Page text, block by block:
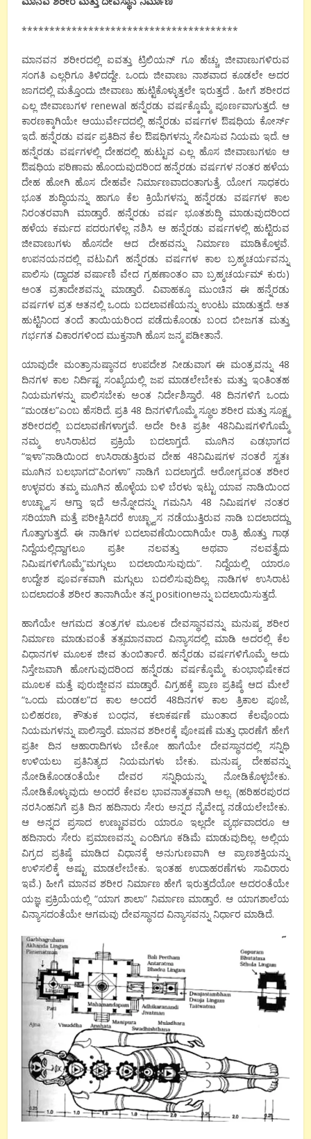
***************************************
ಮಾನವನ ಶರೀರದಲ್ಲಿ ಐವತ್ತು ಟ್ರಿಲಿಯನ್ ಗೂ ಹೆಚ್ಚು ಜೀವಾಣುಗಳಿರುವ
ಸಂಗತಿ ಎಲ್ಲರಿಗೂ ತಿಳಿದದ್ದೇ. ಒಂದು ಜೀವಾಣು ನಾಶವಾದ ಕೂಡಲೇ ಅದರ
ಜಾಗದಲ್ಲಿ ಮತ್ತೊಂದು ಜೀವಾಣು ಹುಟ್ಟಿಕೊಳ್ಳುತ್ತಲೇ ಇರುತ್ತದೆ . ಹೀಗೆ ಶರೀರದ
ಎಲ್ಲ ಜೀವಾಣುಗಳ renewal ಹನ್ನೆರಡು ವರ್ಷಕ್ಕೊಮ್ಮೆ ಪೂರ್ಣವಾಗುತ್ತದೆ. ಆ
ಕಾರಣಕ್ಕಾಗಿಯೇ ಆಯುರ್ವೇದದಲ್ಲಿ ಹನ್ನೆರಡು ವರ್ಷಗಳ ಔಷಧಿಯ ಕೋರ್ಸ್
ಇದೆ. ಹನ್ನೆರಡು ವರ್ಷ ಪ್ರತಿದಿನ ಕೆಲ ಔಷಧಿಗಳನ್ನು ಸೇವಿಸುವ ನಿಯಮ ಇದೆ. ಆ
ಹನ್ನೆರಡು ವರ್ಷಗಳಲ್ಲಿ ದೇಹದಲ್ಲಿ ಹುಟ್ಟುವ ಎಲ್ಲ ಹೊಸ ಜೀವಾಣುಗಳೂ ಆ
ಔಷಧಿಯ ಪರಿಣಾಮ ಹೊಂದುವುದರಿಂದ ಹನ್ನೆರಡು ವರ್ಷಗಳ ನಂತರ ಹಳೆಯ
ದೇಹ ಹೋಗಿ ಹೊಸ ದೇಹವೇ ನಿರ್ಮಾಣವಾದಂತಾಗುತ್ತೆ. ಯೋಗ ಸಾಧಕರು
ಭೂತ ಶುದ್ಧಿಯನ್ನು ಹಾಗೂ ಕೆಲ ಕ್ರಿಯೆಗಳನ್ನು ಹನ್ನೆರಡು ವರ್ಷಗಳ ಕಾಲ
ನಿರಂತರವಾಗಿ ಮಾಡ್ತಾರೆ. ಹನ್ನೆರಡು ವರ್ಷ ಭೂತಶುದ್ಧಿ ಮಾಡುವುದರಿಂದ
ಹಳೆಯ ಕರ್ಮದ ಪದರುಗಳೆಲ್ಲ ನಶಿಸಿ ಆ ಹನ್ನೆರಡು ವರ್ಷಗಳಲ್ಲಿ ಹುಟ್ಟಿರುವ
ಜೀವಾಣುಗಳು ಹೊಸದೇ ಆದ ದೇಹವನ್ನು ನಿರ್ಮಾಣ ಮಾಡಿಕೊಳ್ತವೆ.
ಉಪನಯನದಲ್ಲಿ ವಟುವಿಗೆ ಹನ್ನೆರಡು ವರ್ಷಗಳ ಕಾಲ ಬ್ರಹ್ಮಚರ್ಯವನ್ನು
ಪಾಲಿಸು (ದ್ವಾದಶ ವರ್ಷಾಣಿ ವೇದ ಗ್ರಹಣಾಂತಂ ವಾ ಬ್ರಹ್ಮಚರ್ಯಮ್ ಕುರು)
ಅಂತ ವ್ರತಾದೇಶವನ್ನು ಮಾಡ್ತಾರೆ. ವಿವಾಹಕ್ಕೂ ಮುಂಚಿನ ಈ ಹನ್ನೆರಡು
ವರ್ಷಗಳ ವ್ರತ ಆತನಲ್ಲಿ ಒಂದು ಬದಲಾವಣೆಯನ್ನು ಉಂಟು ಮಾಡುತ್ತದೆ. ಆತ
ಹುಟ್ಟಿನಿಂದ ತಂದೆ ತಾಯಿಯರಿಂದ ಪಡೆದುಕೊಂಡು ಬಂದ ಬೀಜಗತ ಮತ್ತು
ಗರ್ಭಗತ ವಿಕಾರಗಳಿಂದ ಮುಕ್ತನಾಗಿ ಹೊಸ ಜನ್ಮ ಪಡೀತಾನೆ.
ಯಾವುದೇ ಮಂತ್ರಾನುಷ್ಠಾನದ ಉಪದೇಶ ನೀಡುವಾಗ ಈ ಮಂತ್ರವನ್ನು 48
ದಿನಗಳ ಕಾಲ ನಿರ್ದಿಷ್ಟ ಸಂಖ್ಯೆಯಲ್ಲಿ ಜಪ ಮಾಡಲೇಬೇಕು ಮತ್ತು ಇಂತಿಂತಹ
ನಿಯಮಗಳನ್ನು ಪಾಲಿಸಬೇಕು ಅಂತ ನಿರ್ದೇಶಿಸ್ತಾರೆ. 48 ದಿನಗಳಿಗೆ ಒಂದು
“ಮಂಡಲ”ಎಂಬ ಹೆಸರಿದೆ. ಪ್ರತಿ 48 ದಿನಗಳಿಗೊಮ್ಮೆ ಸ್ಥೂಲ ಶರೀರ ಮತ್ತು ಸೂಕ್ಷ್ಮ
ಶರೀರದಲ್ಲಿ ಬದಲಾವಣೆಗಳಾಗ್ತವೆ. ಅದೇ ರೀತಿ ಪ್ರತೀ 48ನಿಮಿಷಗಳಿಗೊಮ್ಮೆ
ನಮ್ಮ ಉಸಿರಾಟದ ಪ್ರಕ್ರಿಯೆ ಬದಲಾಗ್ತದೆ. ಮೂಗಿನ ಎಡಭಾಗದ
“ಇಳಾ”ನಾಡಿಯಿಂದ ಉಸಿರಾಡುತ್ತಿರುವ ದೇಹ 48ನಿಮಿಷಗಳ ನಂತರೆ ಸ್ವತಃ
ಮೂಗಿನ ಬಲಭಾಗದ“ಪಿಂಗಳಾ” ನಾಡಿಗೆ ಬದಲಾಗ್ತದೆ. ಆರೋಗ್ಯವಂತ ಶರೀರ
ಉಳ್ಳವರು ತಮ್ಮ ಮೂಗಿನ ಹೊಳ್ಳೆಯ ಬಳಿ ಬೆರಳು ಇಟ್ಟು ಯಾವ ನಾಡಿಯಿಂದ
ಉಚ್ಛ್ವಾಸ ಆಗ್ತಾ ಇದೆ ಅನ್ನೋದನ್ನು ಗಮನಿಸಿ 48 ನಿಮಿಷಗಳ ನಂತರ
ಸರಿಯಾಗಿ ಮತ್ತೆ ಪರೀಕ್ಷಿಸಿದರೆ ಉಚ್ಛ್ವಾಸ ನಡೆಯುತ್ತಿರುವ ನಾಡಿ ಬದಲಾದದ್ದು
ಗೊತ್ತಾಗುತ್ತದೆ. ಈ ನಾಡಿಗಳ ಬದಲಾವಣೆಯಿಂದಾಗಿಯೇ ರಾತ್ರಿ ಹೊತ್ತು ಗಾಢ
ನಿದ್ದೆಯಲ್ಲಿದ್ದಾಗಲೂ ಪ್ರತೀ ನಲವತ್ತು ಅಥವಾ ನಲವತ್ತೈದು
ನಿಮಿಷಗಳಿಗೊಮ್ಮೆ“ಮಗ್ಗುಲು ಬದಲಾಯಿಸುವುದು”. ನಿದ್ದೆಯಲ್ಲಿ ಯಾರೂ
ಉದ್ದೇಶ ಪೂರ್ವಕವಾಗಿ ಮಗ್ಗುಲು ಬದಲಿಸುವುದಿಲ್ಲ. ನಾಡಿಗಳ ಉಸಿರಾಟ
ಬದಲಾದಂತೆ ಶರೀರ ತಾನಾಗಿಯೇ ತನ್ನ positionಅನ್ನು ಬದಲಾಯಿಸುತ್ತದೆ.
ಹಾಗೆಯೇ ಆಗಮದ ತಂತ್ರಗಳ ಮೂಲಕ ದೇವಸ್ಥಾನವನ್ನು ಮನುಷ್ಯ ಶರೀರ
ನಿರ್ಮಾಣ ಮಾಡುವಂತೆ ತತ್ಸಮಾನವಾದ ವಿನ್ಯಾಸದಲ್ಲಿ ಮಾಡಿ ಅದರಲ್ಲಿ ಕೆಲ
ವಿಧಾನಗಳ ಮೂಲಕ ಜೀವ ತುಂಬಿರ್ತಾರೆ. ಹನ್ನೆರಡು ವರ್ಷಗಳಿಗೊಮ್ಮೆ ಅದು
ನಿಸ್ತೇಜವಾಗಿ ಹೋಗುವುದರಿಂದ ಹನ್ನೆರಡು ವರ್ಷಕ್ಕೊಮ್ಮೆ ಕುಂಭಾಭಿಷೇಕದ
ಮೂಲಕ ಮತ್ತೆ ಪುರುಜ್ಜೀವನ ಮಾಡ್ತಾರೆ. ವಿಗ್ರಹಕ್ಕೆ ಪ್ರಾಣ ಪ್ರತಿಷ್ಠೆ ಆದ ಮೇಲೆ
“ಒಂದು ಮಂಡಲ”ದ ಕಾಲ ಅಂದರೆ 48ದಿನಗಳ ಕಾಲ ತ್ರಿಕಾಲ ಪೂಜೆ,
ಬಲಿಹರಣ, ಕೌತುಕ ಬಂಧನ, ಕಲಾಕರ್ಷಣೆ ಮುಂತಾದ ಕೆಲವೊಂದು
ನಿಯಮಗಳನ್ನು ಪಾಲಿಸ್ತಾರೆ. ಮಾನವ ಶರೀರಕ್ಕೆ ಪೋಷಣೆ ಮತ್ತು ಧಾರಣೆಗೆ ಹೇಗೆ
ಪ್ರತೀ ದಿನ ಆಹಾರಾದಿಗಳು ಬೇಕೋ ಹಾಗೆಯೇ ದೇವಸ್ಥಾನದಲ್ಲಿ ಸನ್ನಿಧಿ
ಉಳಿಯಲು ಪ್ರತಿನಿತ್ಯದ ನಿಯಮಗಳು ಬೇಕು. ಮನುಷ್ಯ ದೇಹವನ್ನು
ನೋಡಿಕೊಂಡಂತೆಯೇ ದೇವರ ಸನ್ನಿಧಿಯನ್ನು ನೋಡಿಕೊಳ್ಳಬೇಕು.
ನೋಡಿಕೊಳ್ಳುವುದು ಅಂದರೆ ಕೇವಲ ಭಾವನಾತ್ಮಕವಾಗಿ ಅಲ್ಲ. (ಹರಿಹರಪುರದ
ನರಸಿಂಹನಿಗೆ ಪ್ರತಿ ದಿನ ಹದಿನಾರು ಸೇರು ಅನ್ನದ ನೈವೇದ್ಯ ನಡೆಯಲೇಬೇಕು.
ಆ ಅನ್ನದ ಪ್ರಸಾದ ಉಣ್ಣುವವರು ಯಾರೂ ಇಲ್ಲದೇ ವ್ಯರ್ಥವಾದರೂ ಆ
ಹದಿನಾರು ಸೇರು ಪ್ರಮಾಣವನ್ನು ಎಂದಿಗೂ ಕಡಿಮೆ ಮಾಡುವುದಿಲ್ಲ. ಅಲ್ಲಿಯ
ವಿಗ್ರದ ಪ್ರತಿಷ್ಠೆ ಮಾಡಿದ ವಿಧಾನಕ್ಕೆ ಅನುಗುಣವಾಗಿ ಆ ಪ್ರಾಣಶಕ್ತಿಯನ್ನು
ಉಳಿಸಲಿಕ್ಕೆ ಅಷ್ಟು ಮಾಡಲೇಬೇಕು. ಇಂತಹ ಉದಾಹರಣೆಗಳು ಸಾವಿರಾರು
ಇವೆ.) ಹೀಗೆ ಮಾನವ ಶರೀರ ನಿರ್ಮಾಣ ಹೇಗೆ ಇರುತ್ತದೆಯೋ ಅದರಂತೆಯೇ
ಯಜ್ಞ ಪ್ರಕ್ರಿಯೆಯಲ್ಲಿ “ಯಾಗ ಶಾಲಾ” ನಿರ್ಮಾಣ ಮಾಡ್ತಾರೆ. ಆ ಯಾಗಶಾಲೆಯ
ವಿನ್ಯಾಸದಂತೆಯೇ ಆಗಮವು ದೇವಸ್ಥಾನದ ವಿನ್ಯಾಸವನ್ನು ನಿರ್ಧಾರ ಮಾಡಿದೆ.